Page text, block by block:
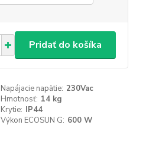
Pridať do košíka
Napájacie napätie: 230Vac
Hmotnosť: 14 kg
Krytie: IP44
Výkon ECOSUN G: 600 W